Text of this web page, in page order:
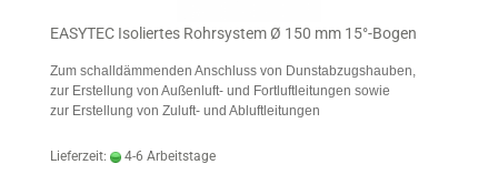
EASYTEC Isoliertes Rohrsystem Ø 150 mm 15°-Bogen
Zum schalldämmenden Anschluss von Dunstabzugshauben,
zur Erstellung von Außenluft- und Fortluftleitungen sowie
zur Erstellung von Zuluft- und Abluftleitungen
Lieferzeit: 4-6 Arbeitstage